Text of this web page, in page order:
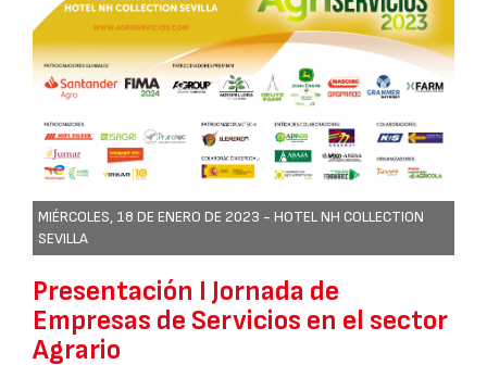
MIÉRCOLES, 18 DE ENERO DE 2023 - HOTEL NH COLLECTION
SEVILLA
Presentación I Jornada de
Empresas de Servicios en el sector
Agrario